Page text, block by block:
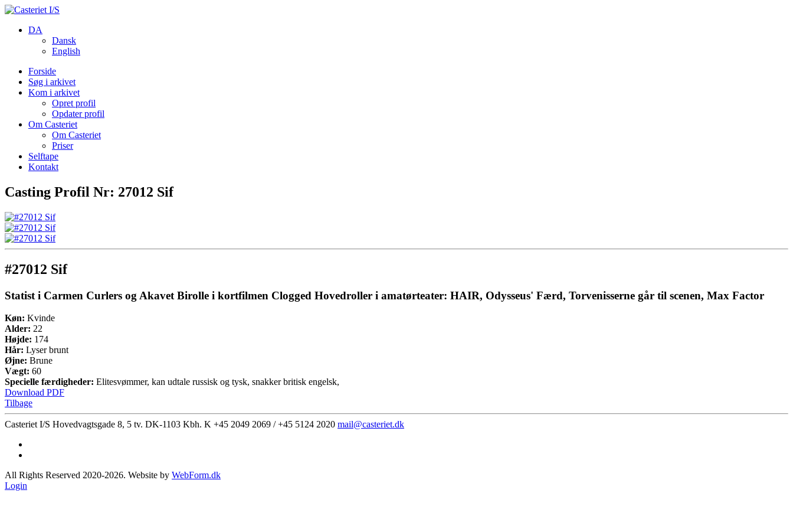
DA
Dansk
English
Forside
Søg i arkivet
Kom i arkivet
Opret profil
Opdater profil
Om Casteriet
Om Casteriet
Priser
Selftape
Kontakt
Casting Profil Nr: 27012 Sif
#27012 Sif
Statist i Carmen Curlers og Akavet Birolle i kortfilmen Clogged Hovedroller i amatørteater: HAIR, Odysseus' Færd, Torvenisserne går til scenen, Max Factor
Køn: Kvinde
Alder: 22
Højde: 174
Hår: Lyser brunt
Øjne: Brune
Vægt: 60
Specielle færdigheder: Elitesvømmer, kan udtale russisk og tysk, snakker britisk engelsk,
Download PDF
Tilbage
Casteriet I/S Hovedvagtsgade 8, 5 tv. DK-1103 Kbh. K +45 2049 2069 / +45 5124 2020 mail@casteriet.dk
All Rights Reserved 2020-2026. Website by WebForm.dk
Login